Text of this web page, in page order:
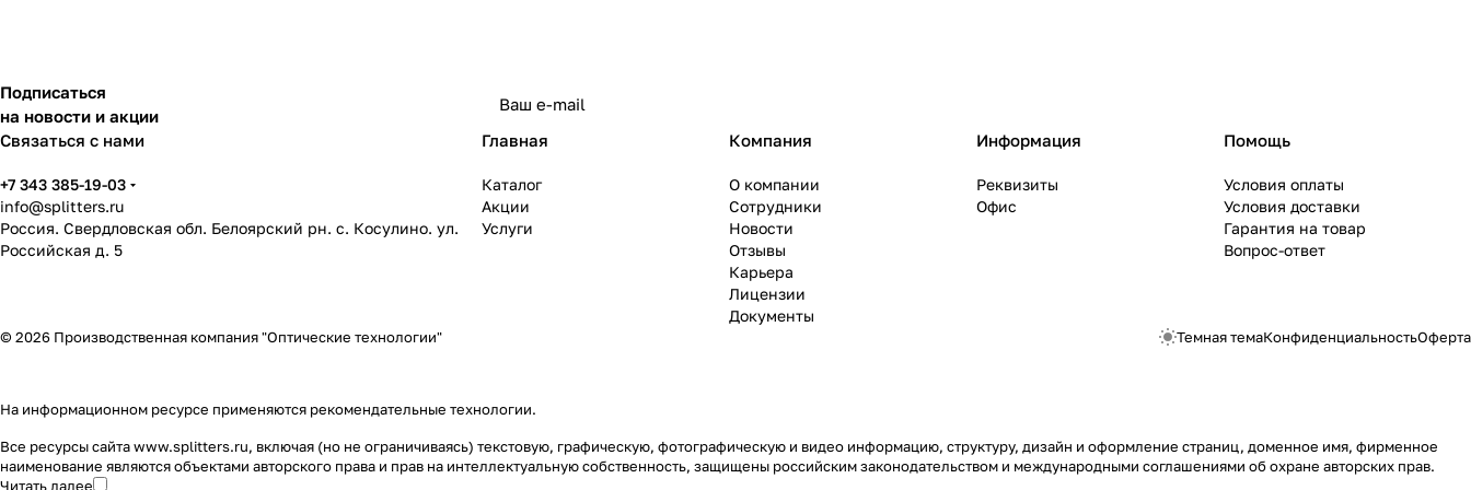
Подписаться
на новости и акции
Связаться с нами
+7 343 385-19-03
info@splitters.ru
Россия. Свердловская обл. Белоярский рн. с. Косулино. ул.
Российская д. 5
Главная
Каталог
Акции
Услуги
Компания
О компании
Сотрудники
Новости
Отзывы
Карьера
Лицензии
Документы
Информация
Реквизиты
Офис
Помощь
Условия оплаты
Условия доставки
Гарантия на товар
Вопрос-ответ
© 2026 Производственная компания "Оптические технологии" Темная темаКонфиденциальностьОферта
На информационном ресурсе применяются рекомендательные технологии.
Все ресурсы сайта www.splitters.ru, включая (но не ограничиваясь) текстовую, графическую, фотографическую и видео информацию, структуру, дизайн и оформление страниц, доменное имя, фирменное
наименование являются объектами авторского права и прав на интеллектуальную собственность, защищены российским законодательством и международными соглашениями об охране авторских прав.
Читать далее